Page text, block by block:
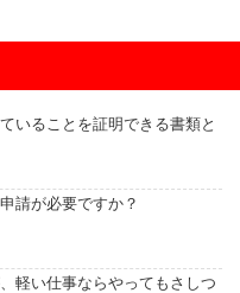
いることを証明できる書類と
請が必要ですか？
軽い仕事ならやってもさしつ